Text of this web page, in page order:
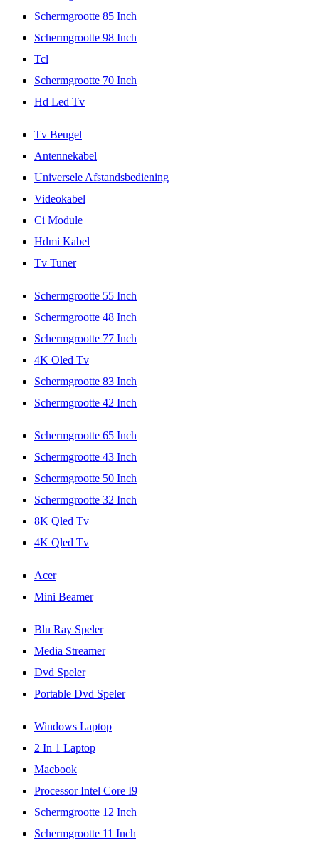
Schermgrootte 85 Inch
Schermgrootte 98 Inch
Tcl
Schermgrootte 70 Inch
Hd Led Tv
Tv Beugel
Antennekabel
Universele Afstandsbediening
Videokabel
Ci Module
Hdmi Kabel
Tv Tuner
Schermgrootte 55 Inch
Schermgrootte 48 Inch
Schermgrootte 77 Inch
4K Oled Tv
Schermgrootte 83 Inch
Schermgrootte 42 Inch
Schermgrootte 65 Inch
Schermgrootte 43 Inch
Schermgrootte 50 Inch
Schermgrootte 32 Inch
8K Qled Tv
4K Qled Tv
Acer
Mini Beamer
Blu Ray Speler
Media Streamer
Dvd Speler
Portable Dvd Speler
Windows Laptop
2 In 1 Laptop
Macbook
Processor Intel Core I9
Schermgrootte 12 Inch
Schermgrootte 11 Inch